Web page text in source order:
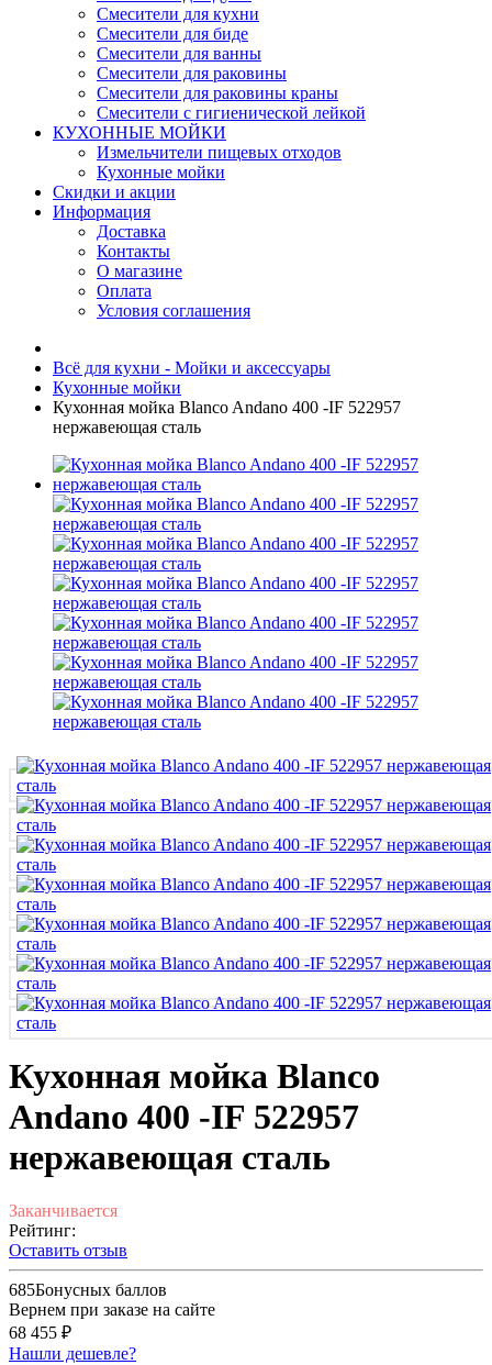
Смесители для кухни
Смесители для биде
Смесители для ванны
Смесители для раковины
Смесители для раковины краны
Смесители с гигиенической лейкой
КУХОННЫЕ МОЙКИ
Измельчители пищевых отходов
Кухонные мойки
Скидки и акции
Информация
Доставка
Контакты
О магазине
Оплата
Условия соглашения
Всё для кухни - Мойки и аксессуары
Кухонные мойки
Кухонная мойка Blanco Andano 400 -IF 522957
нержавеющая сталь
Кухонная мойка Blanco
Andano 400 -IF 522957
нержавеющая сталь
Заканчивается
Рейтинг:
Оставить отзыв
685Бонусных баллов
Вернем при заказе на сайте
68 455 ₽
Нашли дешевле?